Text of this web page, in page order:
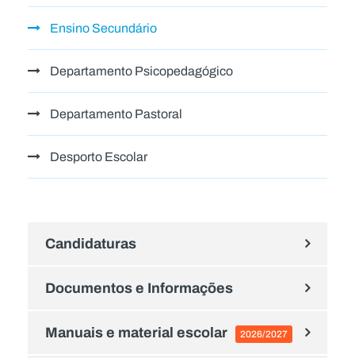
Ensino Secundário
Departamento Psicopedagógico
Departamento Pastoral
Desporto Escolar
Candidaturas
Documentos e Informações
Manuais e material escolar 2026/2027